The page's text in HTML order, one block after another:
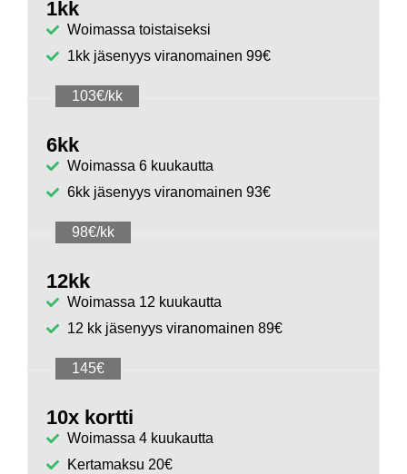
1kk
Woimassa toistaiseksi
1kk jäsenyys viranomainen 99€
103€/kk
6kk
Woimassa 6 kuukautta
6kk jäsenyys viranomainen 93€
98€/kk
12kk
Woimassa 12 kuukautta
12 kk jäsenyys viranomainen 89€
145€
10x kortti
Woimassa 4 kuukautta
Kertamaksu 20€